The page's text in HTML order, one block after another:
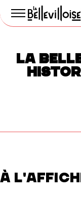
Le
de
LA
À